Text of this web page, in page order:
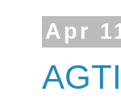
Apr